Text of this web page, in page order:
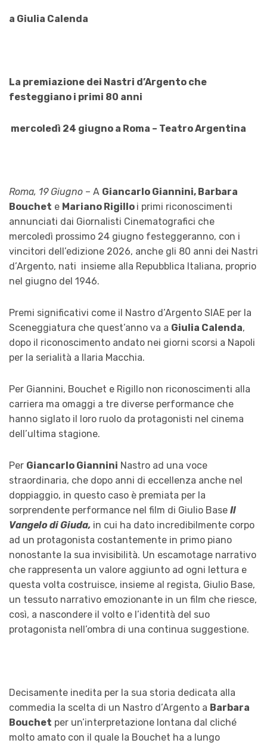
a Giulia Calenda
La premiazione dei Nastri d’Argento che
festeggiano i primi 80 anni
mercoledì 24 giugno a Roma – Teatro Argentina
Roma, 19 Giugno – A Giancarlo Giannini, Barbara
Bouchet e Mariano Rigillo i primi riconoscimenti
annunciati dai Giornalisti Cinematografici che
mercoledì prossimo 24 giugno festeggeranno, con i
vincitori dell’edizione 2026, anche gli 80 anni dei Nastri
d’Argento, nati insieme alla Repubblica Italiana, proprio
nel giugno del 1946.
Premi significativi come il Nastro d’Argento SIAE per la
Sceneggiatura che quest’anno va a Giulia Calenda,
dopo il riconoscimento andato nei giorni scorsi a Napoli
per la serialità a Ilaria Macchia.
Per Giannini, Bouchet e Rigillo non riconoscimenti alla
carriera ma omaggi a tre diverse performance che
hanno siglato il loro ruolo da protagonisti nel cinema
dell’ultima stagione.
Per Giancarlo Giannini Nastro ad una voce
straordinaria, che dopo anni di eccellenza anche nel
doppiaggio, in questo caso è premiata per la
sorprendente performance nel film di Giulio Base Il
Vangelo di Giuda, in cui ha dato incredibilmente corpo
ad un protagonista costantemente in primo piano
nonostante la sua invisibilità. Un escamotage narrativo
che rappresenta un valore aggiunto ad ogni lettura e
questa volta costruisce, insieme al regista, Giulio Base,
un tessuto narrativo emozionante in un film che riesce,
così, a nascondere il volto e l’identità del suo
protagonista nell’ombra di una continua suggestione.
Decisamente inedita per la sua storia dedicata alla
commedia la scelta di un Nastro d’Argento a Barbara
Bouchet per un’interpretazione lontana dal cliché
molto amato con il quale la Bouchet ha a lungo